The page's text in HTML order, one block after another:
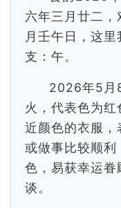
六年三月廿二
月壬午日，这
支：午。
2026年5月
火，代表色为
近颜色的衣服
或做事比较顺利
色，易获幸运眷
谈。